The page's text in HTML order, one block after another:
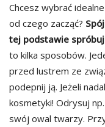
Chcesz wybrać
od czego zacząć?
tej podstawie
to kilka sposobów.
przed lustrem ze
podepnij ją. Jeżeli
kosmetyki! Odrysuj
swój owal twarzy.